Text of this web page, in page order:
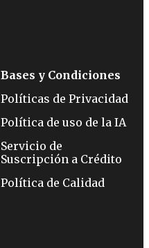
Bases y Condiciones
Políticas de Privacidad
Política de uso de la IA
Servicio de
Suscripción a Crédito
Política de Calidad